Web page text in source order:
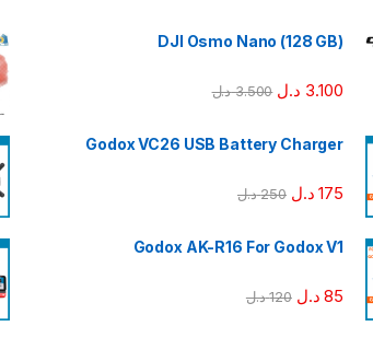
DJI Osmo Nano (128 GB)
3.100 د.ل 3.500 د.ل
Godox VC26 USB Battery Charger
175 د.ل 250 د.ل
Godox AK-R16 For Godox V1
85 د.ل 120 د.ل